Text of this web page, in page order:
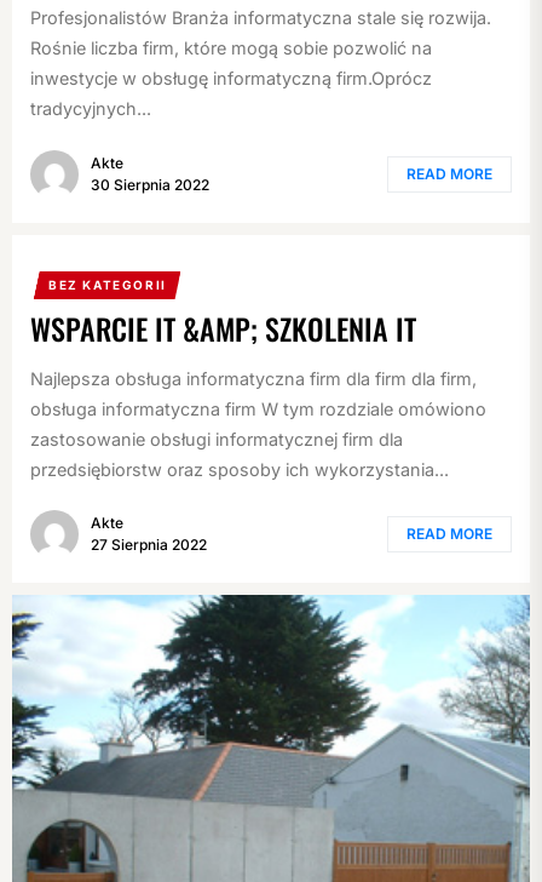
Profesjonalistów Branża informatyczna stale się rozwija.
Rośnie liczba firm, które mogą sobie pozwolić na
inwestycje w obsługę informatyczną firm.Oprócz
tradycyjnych...
Akte
30 Sierpnia 2022
READ MORE
BEZ KATEGORII
WSPARCIE IT &AMP; SZKOLENIA IT
Najlepsza obsługa informatyczna firm dla firm dla firm,
obsługa informatyczna firm W tym rozdziale omówiono
zastosowanie obsługi informatycznej firm dla
przedsiębiorstw oraz sposoby ich wykorzystania...
Akte
27 Sierpnia 2022
READ MORE